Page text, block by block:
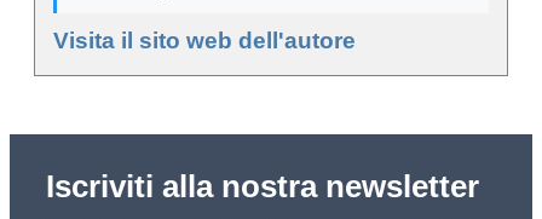
Visita il sito web dell'autore
Iscriviti alla nostra newsletter